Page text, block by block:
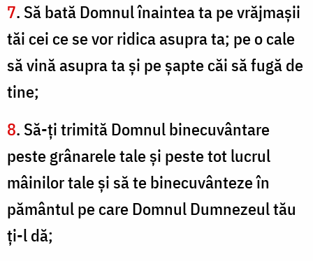
7. Să bată Domnul înaintea ta pe vrăjmaşii
tăi cei ce se vor ridica asupra ta; pe o cale
să vină asupra ta şi pe şapte căi să fugă de
tine;
8. Să-ți trimită Domnul binecuvântare
peste grânarele tale şi peste tot lucrul
mâinilor tale şi să te binecuvânteze în
pământul pe care Domnul Dumnezeul tău
ţi-l dă;